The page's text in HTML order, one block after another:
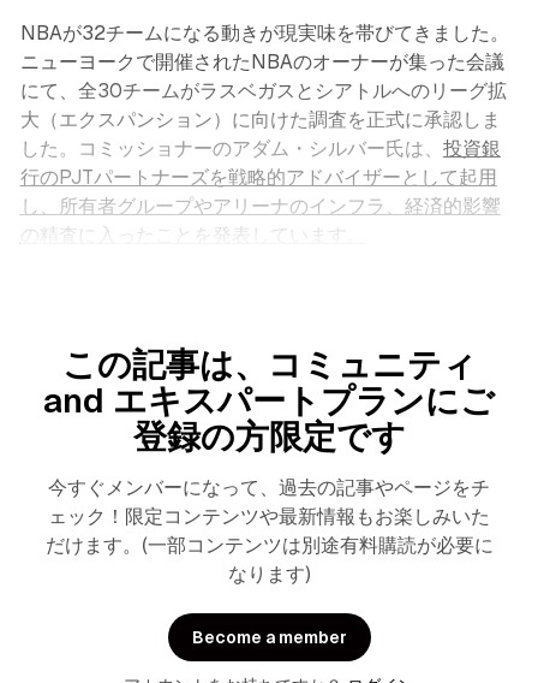
NBAが32チームになる動きが現実味を帯びてきました。
ニューヨークで開催されたNBAのオーナーが集った会議
にて、全30チームがラスベガスとシアトルへのリーグ拡
大（エクスパンション）に向けた調査を正式に承認しま
した。コミッショナーのアダム・シルバー氏は、 投資銀
行のPJTパートナーズを戦略的アドバイザーとして起用
し、所有者グループやアリーナのインフラ、経済的影響
の精査に入ったことを発表しています。
この記事は、コミュニティ
and エキスパートプランにご
登録の方限定です
今すぐメンバーになって、過去の記事やページをチ
ェック！限定コンテンツや最新情報もお楽しみいた
だけます。(一部コンテンツは別途有料購読が必要に
なります)
Become a member